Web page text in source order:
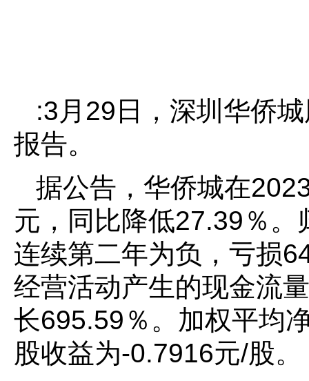
:3月29日，深圳华侨
报告。
据公告，华侨城在
元，同比降低27.39％
连续第二年为负，亏损
经营活动产生的现金流
长695.59％。加权平均
股收益为-0.7916元/股。